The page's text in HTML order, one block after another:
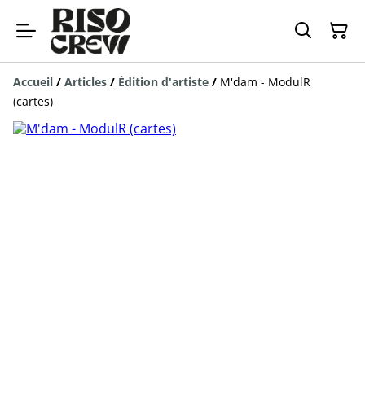
Accueil / Articles / Édition d'artiste / M'dam - ModulR
(cartes)